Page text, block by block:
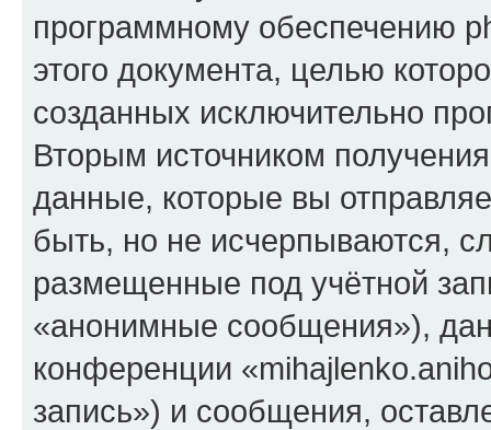
программному обеспечению
этого документа, целью
созданных исключительно
Вторым источником
данные, которые вы
быть, но не исчерпываются,
размещенные под учётной
«анонимные сообщения»),
конференции
запись») и сообщения,